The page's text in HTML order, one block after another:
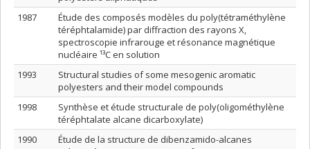
1987
Étude des composés modèles du poly(tétraméthylène
téréphtalamide) par diffraction des rayons X,
spectroscopie infrarouge et résonance magnétique
nucléaire ¹³C en solution
1993
Structural studies of some mesogenic aromatic
polyesters and their model compounds
1998
Synthèse et étude structurale de poly(oligométhylène
téréphtalate alcane dicarboxylate)
1990
Étude de la structure de dibenzamido-alcanes